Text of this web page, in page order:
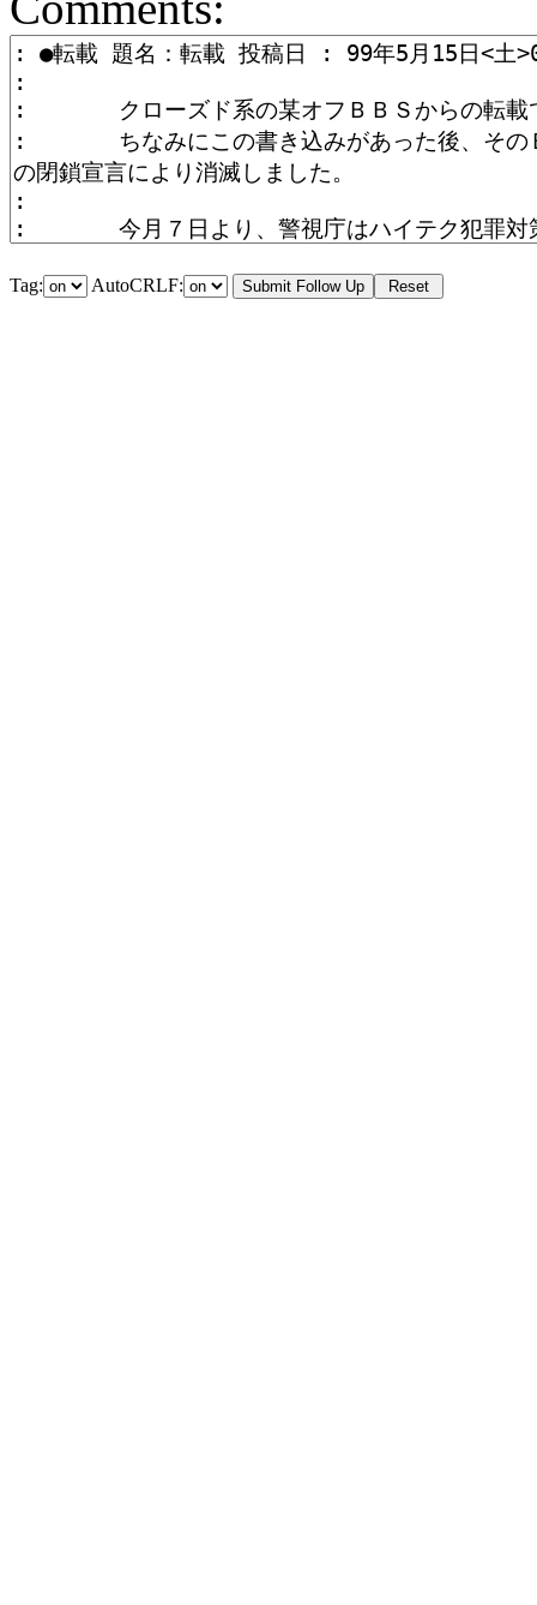
Tag: AutoCRLF: